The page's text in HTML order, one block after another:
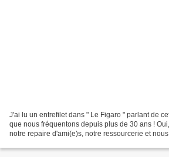
J'ai lu un entrefilet dans " Le Figaro " parlant de
que nous fréquentons depuis plus de 30 ans !
notre repaire d'ami(e)s, notre ressourcerie et